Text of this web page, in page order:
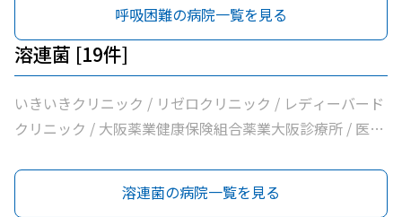
呼吸困難の病院一覧を見る
溶連菌 [19件]
いきいきクリニック / リゼロクリニック / レディーバード
クリニック / 大阪薬業健康保険組合薬業大阪診療所 / 医療
医療法人中田クリニック / 医療法人よしえクリニック / 西
沢クリニック / エイゼンクリニック / 大橋クリニック /
溶連菌の病院一覧を見る